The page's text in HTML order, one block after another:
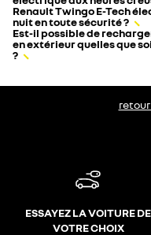
Renault Twingo E-Tech
nuit en toute sécurité ?
Est-il possible de
en extérieur quelles que
?
ESSAYEZ LA VOITURE DE
VOTRE CHOIX